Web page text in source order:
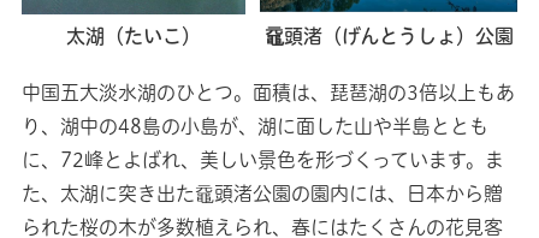
太湖（たいこ） 黿頭渚（げんとうしょ）公園
中国五大淡水湖のひとつ。面積は、琵琶湖の3倍以上もあ
り、湖中の48島の小島が、湖に面した山や半島ととも
に、72峰とよばれ、美しい景色を形づくっています。ま
た、太湖に突き出た黿頭渚公園の園内には、日本から贈
られた桜の木が多数植えられ、春にはたくさんの花見客